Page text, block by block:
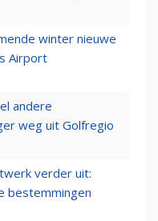
winter nieuwe
Airport
andere
weg uit Golfregio
verder uit:
bestemmingen